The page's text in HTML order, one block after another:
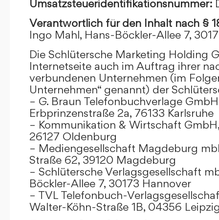
Umsatzsteueridentifikationsnummer:
Verantwortlich für den Inhalt nach §
Ingo Mahl, Hans-Böckler-Allee 7,
Die Schlütersche Marketing Holding
Internetseite auch im Auftrag ihrer
verbundenen Unternehmen (im
Unternehmen“ genannt) der
– G. Braun Telefonbuchverlage GmbH
Erbprinzenstraße 2a, 76133 Karlsruhe
– Kommunikation & Wirtschaft
26127 Oldenburg
– Mediengesellschaft Magdeburg
Straße 62, 39120 Magdeburg
– Schlütersche Verlagsgesellschaft
Böckler-Allee 7, 30173 Hannover
– TVL Telefonbuch-
Walter-Köhn-Straße 1B, 04356